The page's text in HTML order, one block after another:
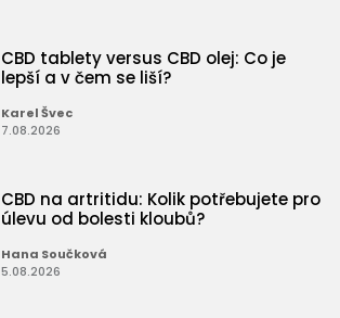
CBD tablety versus CBD olej: Co je
lepší a v čem se liší?
Karel Švec
7.08.2026
CBD na artritidu: Kolik potřebujete pro
úlevu od bolesti kloubů?
Hana Součková
5.08.2026